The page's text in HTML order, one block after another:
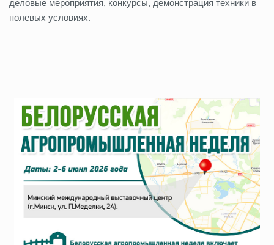
деловые мероприятия, конкурсы, демонстрация техники в
полевых условиях.